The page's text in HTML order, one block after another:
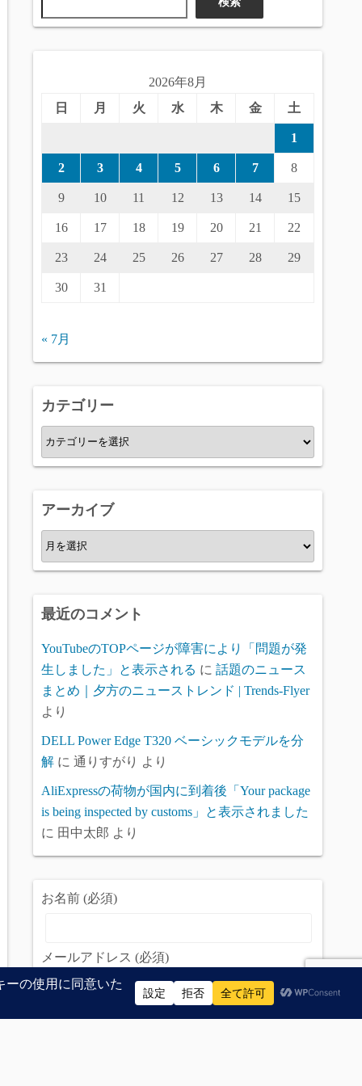
2026年8月
日
月 火 水 木 金 土
1
2 3 4 5 6 7 8
9 10 11 12 13 14 15
16 17 18 19 20 21 22
23 24 25 26 27 28 29
30 31
« 7月
カテゴリー
カ
テ
ー
アーカイブ
ア
ー
ブ
最近のコメント
YouTubeのTOPページが障害により「問題が発
生しました」と表示される に 話題のニュース
まとめ｜夕方のニューストレンド | Trends-Flyer
より
DELL Power Edge T320 ベーシックモデルを分
解 に 通りすがり より
AliExpressの荷物が国内に到着後「Your package
is being inspected by customs」と表示されました
に 田中太郎 より
お名前 (必須)
メールアドレス (必須)
題名